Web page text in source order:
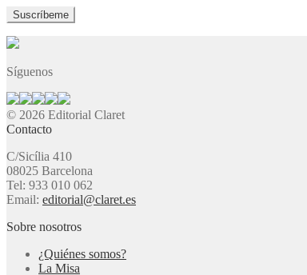
Síguenos
© 2026 Editorial Claret
Contacto
C/Sicília 410
08025 Barcelona
Tel: 933 010 062
Email: editorial@claret.es
Sobre nosotros
¿Quiénes somos?
La Misa